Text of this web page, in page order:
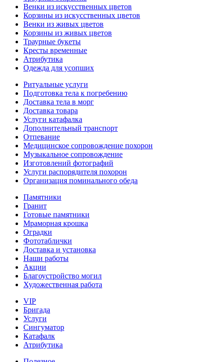
Венки из искусственных цветов
Корзины из искусственных цветов
Венки из живых цветов
Корзины из живых цветов
Траурные букеты
Кресты временные
Атрибутика
Одежда для усопших
Ритуальные услуги
Подготовка тела к погребению
Доставка тела в морг
Доставка товара
Услуги катафалка
Дополнительный транспорт
Отпевание
Медицинское сопровождение похорон
Музыкальное сопровождение
Изготовлений фотографий
Услуги распорядителя похорон
Организация поминального обеда
Памятники
Гранит
Готовые памятники
Мраморная крошка
Оградки
Фототаблички
Доставка и установка
Наши работы
Акции
Благоустройство могил
Художественная работа
VIP
Бригада
Услуги
Сингуматор
Катафалк
Атрибутика